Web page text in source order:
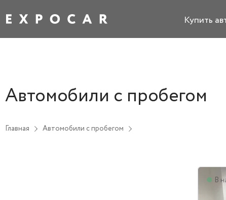
Купить
Автомобили с пробегом
Главная Автомобили с пробегом
В